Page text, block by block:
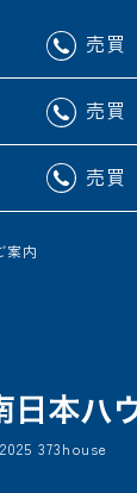
売買
売買
売買
案内
373house